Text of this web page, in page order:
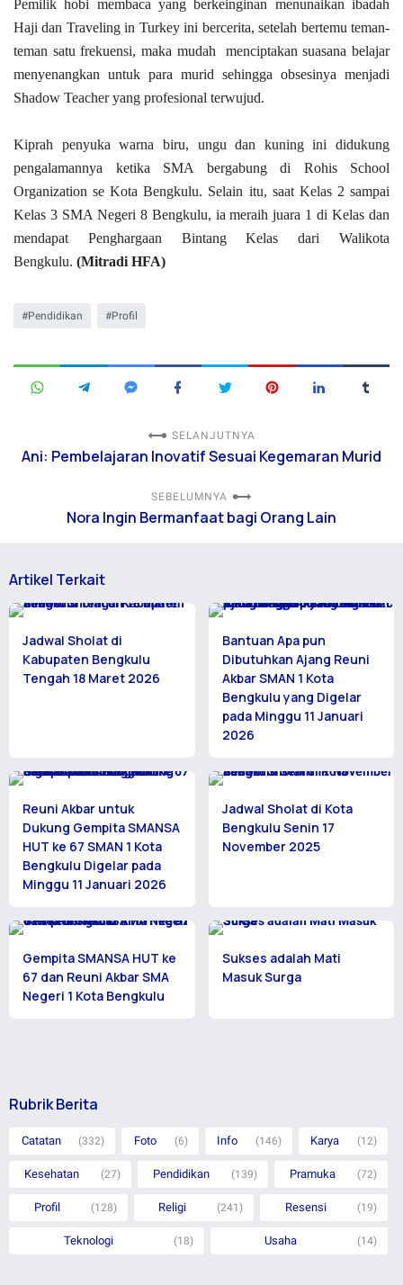
Pemilik hobi membaca yang berkeinginan menunaikan ibadah
Haji dan Traveling in Turkey ini bercerita, setelah bertemu teman-
teman satu frekuensi, maka mudah menciptakan suasana belajar
menyenangkan untuk para murid sehingga obsesinya menjadi
Shadow Teacher yang profesional terwujud.
Kiprah penyuka warna biru, ungu dan kuning ini didukung
pengalamannya ketika SMA bergabung di Rohis School
Organization se Kota Bengkulu. Selain itu, saat Kelas 2 sampai
Kelas 3 SMA Negeri 8 Bengkulu, ia meraih juara 1 di Kelas dan
mendapat Penghargaan Bintang Kelas dari Walikota
Bengkulu. (Mitradi HFA)
Pendidikan Profil
SELANJUTNYA
Ani: Pembelajaran Inovatif Sesuai Kegemaran Murid
SEBELUMNYA
Nora Ingin Bermanfaat bagi Orang Lain
Artikel Terkait
Jadwal Sholat di
Kabupaten Bengkulu
Tengah 18 Maret 2026
Bantuan Apa pun
Dibutuhkan Ajang Reuni
Akbar SMAN 1 Kota
Bengkulu yang Digelar
pada Minggu 11 Januari
2026
Reuni Akbar untuk
Dukung Gempita SMANSA
HUT ke 67 SMAN 1 Kota
Bengkulu Digelar pada
Minggu 11 Januari 2026
Jadwal Sholat di Kota
Bengkulu Senin 17
November 2025
Gempita SMANSA HUT ke
67 dan Reuni Akbar SMA
Negeri 1 Kota Bengkulu
Sukses adalah Mati
Masuk Surga
Rubrik Berita
Catatan (332) Foto (6) Info (146) Karya (12)
Kesehatan (27) Pendidikan (139) Pramuka (72)
Profil (128) Religi (241) Resensi (19)
Teknologi (18) Usaha (14)